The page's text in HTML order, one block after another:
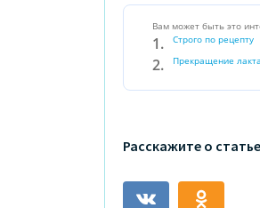
Вам может быть это
Строго по рецепту
Прекращение
Расскажите о